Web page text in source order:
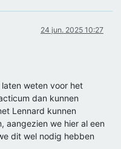
24 jun. 2025 10:27
weten voor het
dan kunnen
Lennard kunnen
aangezien we hier al een
dit wel nodig hebben